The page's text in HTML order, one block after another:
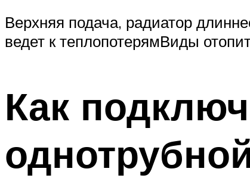
Верхняя подача, радиатор
ведет к теплопотерямВиды
Как